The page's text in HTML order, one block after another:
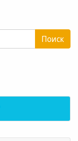
Поиск